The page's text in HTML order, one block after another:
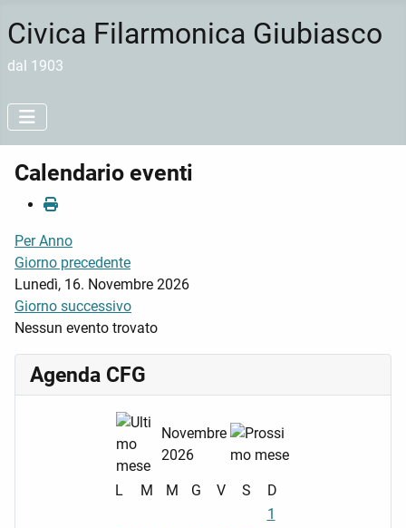
Civica Filarmonica Giubiasco
dal 1903
Calendario eventi
Per Anno
Giorno precedente
Lunedì, 16. Novembre 2026
Giorno successivo
Nessun evento trovato
Agenda CFG
Novembre
2026
L M M G V S
D
1